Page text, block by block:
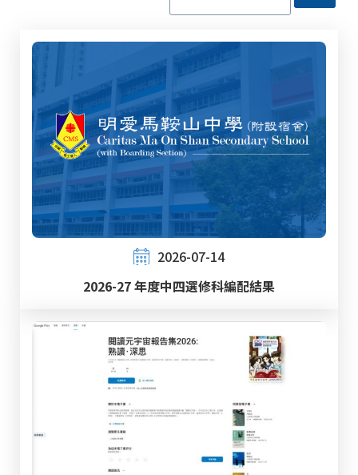
2026-07-14
2026-27 年度中四選修科編配結果